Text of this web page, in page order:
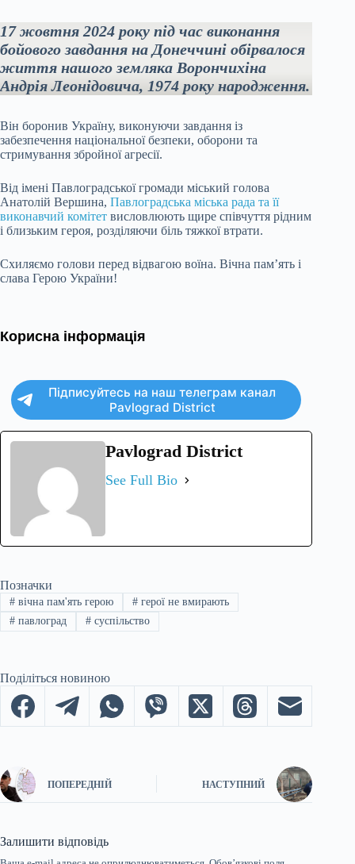
17 жовтня 2024 року під час виконання
бойового завдання на Донеччині обірвалося
життя нашого земляка Ворончихіна
Андрія Леонідовича, 1974 року народження.
Він боронив Україну, виконуючи завдання із
забезпечення національної безпеки, оборони та
стримування збройної агресії.
Від імені Павлоградської громади міський голова
Анатолій Вершина, Павлоградська міська рада та її
виконавчий комітет висловлюють щире співчуття рідним
і близьким героя, розділяючи біль тяжкої втрати.
Схиляємо голови перед відвагою воїна. Вічна пам’ять і
слава Герою України!
Корисна інформація
Підписуйтесь на наш телеграм канал
Pavlograd District
Pavlograd District
See Full Bio
Позначки
#вічна пам'ять герою #герої не вмирають
#павлоград #суспільство
Поділіться новиною
ПОПЕРЕДНІЙ НАСТУПНИЙ
Залишити відповідь